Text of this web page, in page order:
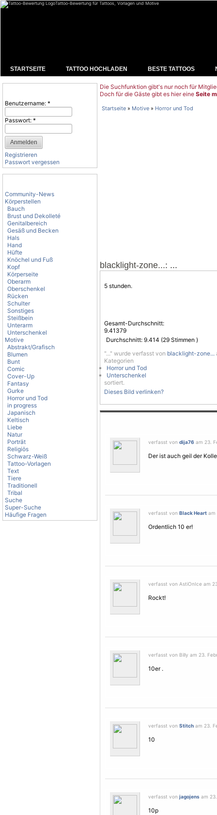
Tattoo-Bewertung für Tattoos, Vorlagen und Motive
STARTSEITE TATTOO HOCHLADEN BESTE TATTOOS
Benutzername: *
Passwort: *
Registrieren
Passwort vergessen
Community-News
Körperstellen
Bauch
Brust und Dekolleté
Genitalbereich
Gesäß und Becken
Hals
Hand
Hüfte
Knöchel und Fuß
Kopf
Körperseite
Oberarm
Oberschenkel
Rücken
Schulter
Sonstiges
Steißbein
Unterarm
Unterschenkel
Motive
Abstrakt/Grafisch
Blumen
Bunt
Comic
Cover-Up
Fantasy
Gurke
Horror und Tod
in progress
Japanisch
Keltisch
Liebe
Natur
Porträt
Religiös
Schwarz-Weiß
Tattoo-Vorlagen
Text
Tiere
Traditionell
Tribal
Suche
Super-Suche
Häufige Fragen
Die Suchfunktion gibt's nur noch für
Doch für die Gäste gibt es hier eine Seite
Startseite » Motive » Horror und Tod
blacklight-zone...: ...
5 stunden.
Gesamt-Durchschnitt:
9.41379
Durchschnitt: 9.414 (29 Stimmen )
"..." wurde verfasst von blacklight-zone...
Kategorien
Horror und Tod
Unterschenkel
sortiert.
Dieses Bild verlinken?
verfasst von dija76 am 23.
Der ist auch geil der
verfasst von Black Heart am
Ordentlich 10 er!
verfasst von AstiOnIce am
Rockt!
verfasst von Billy am 23.
10er .
verfasst von Stitch am 23.
10
verfasst von jagojens am
10p